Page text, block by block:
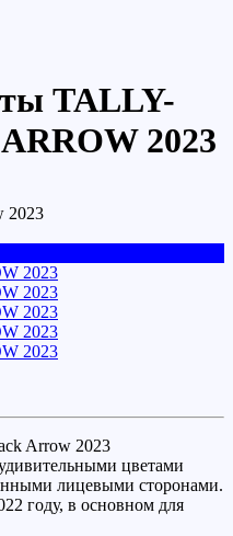
TALLY-
2023
2023
Arrow 2023
цветами
лицевыми сторонами.
году, в основном для